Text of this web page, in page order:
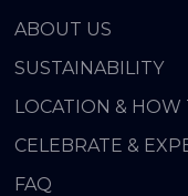
ABOUT US
SUSTAINABILITY
LOCATION & HOW
CELEBRATE &
FAQ